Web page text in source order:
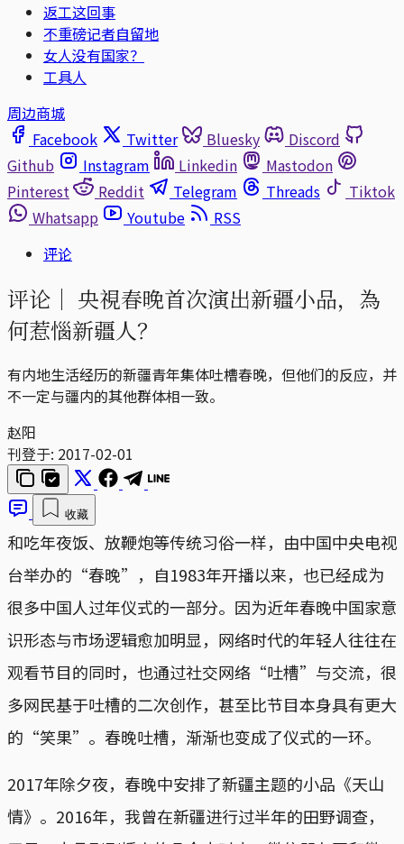
返工这回事
不重磅记者自留地
女人没有国家？
工具人
周边商城
Facebook
Twitter Bluesky
Discord
Github
Instagram Linkedin
Mastodon
Pinterest
Reddit Telegram Threads
Tiktok
Whatsapp
Youtube
RSS
评论
评论｜ 央視春晚首次演出新疆小品，為
何惹惱新疆人？
有内地生活经历的新疆青年集体吐槽春晚，但他们的反应，并
不一定与疆内的其他群体相一致。
赵阳
刊登于: 2017-02-01
收藏
和吃年夜饭、放鞭炮等传统习俗一样，由中国中央电视
台举办的“春晚”，自1983年开播以来，也已经成为
很多中国人过年仪式的一部分。因为近年春晚中国家意
识形态与市场逻辑愈加明显，网络时代的年轻人往往在
观看节目的同时，也通过社交网络“吐槽”与交流，很
多网民基于吐槽的二次创作，甚至比节目本身具有更大
的“笑果”。春晚吐槽，渐渐也变成了仪式的一环。
2017年除夕夜，春晚中安排了新疆主题的小品《天山
情》。2016年，我曾在新疆进行过半年的田野调查，